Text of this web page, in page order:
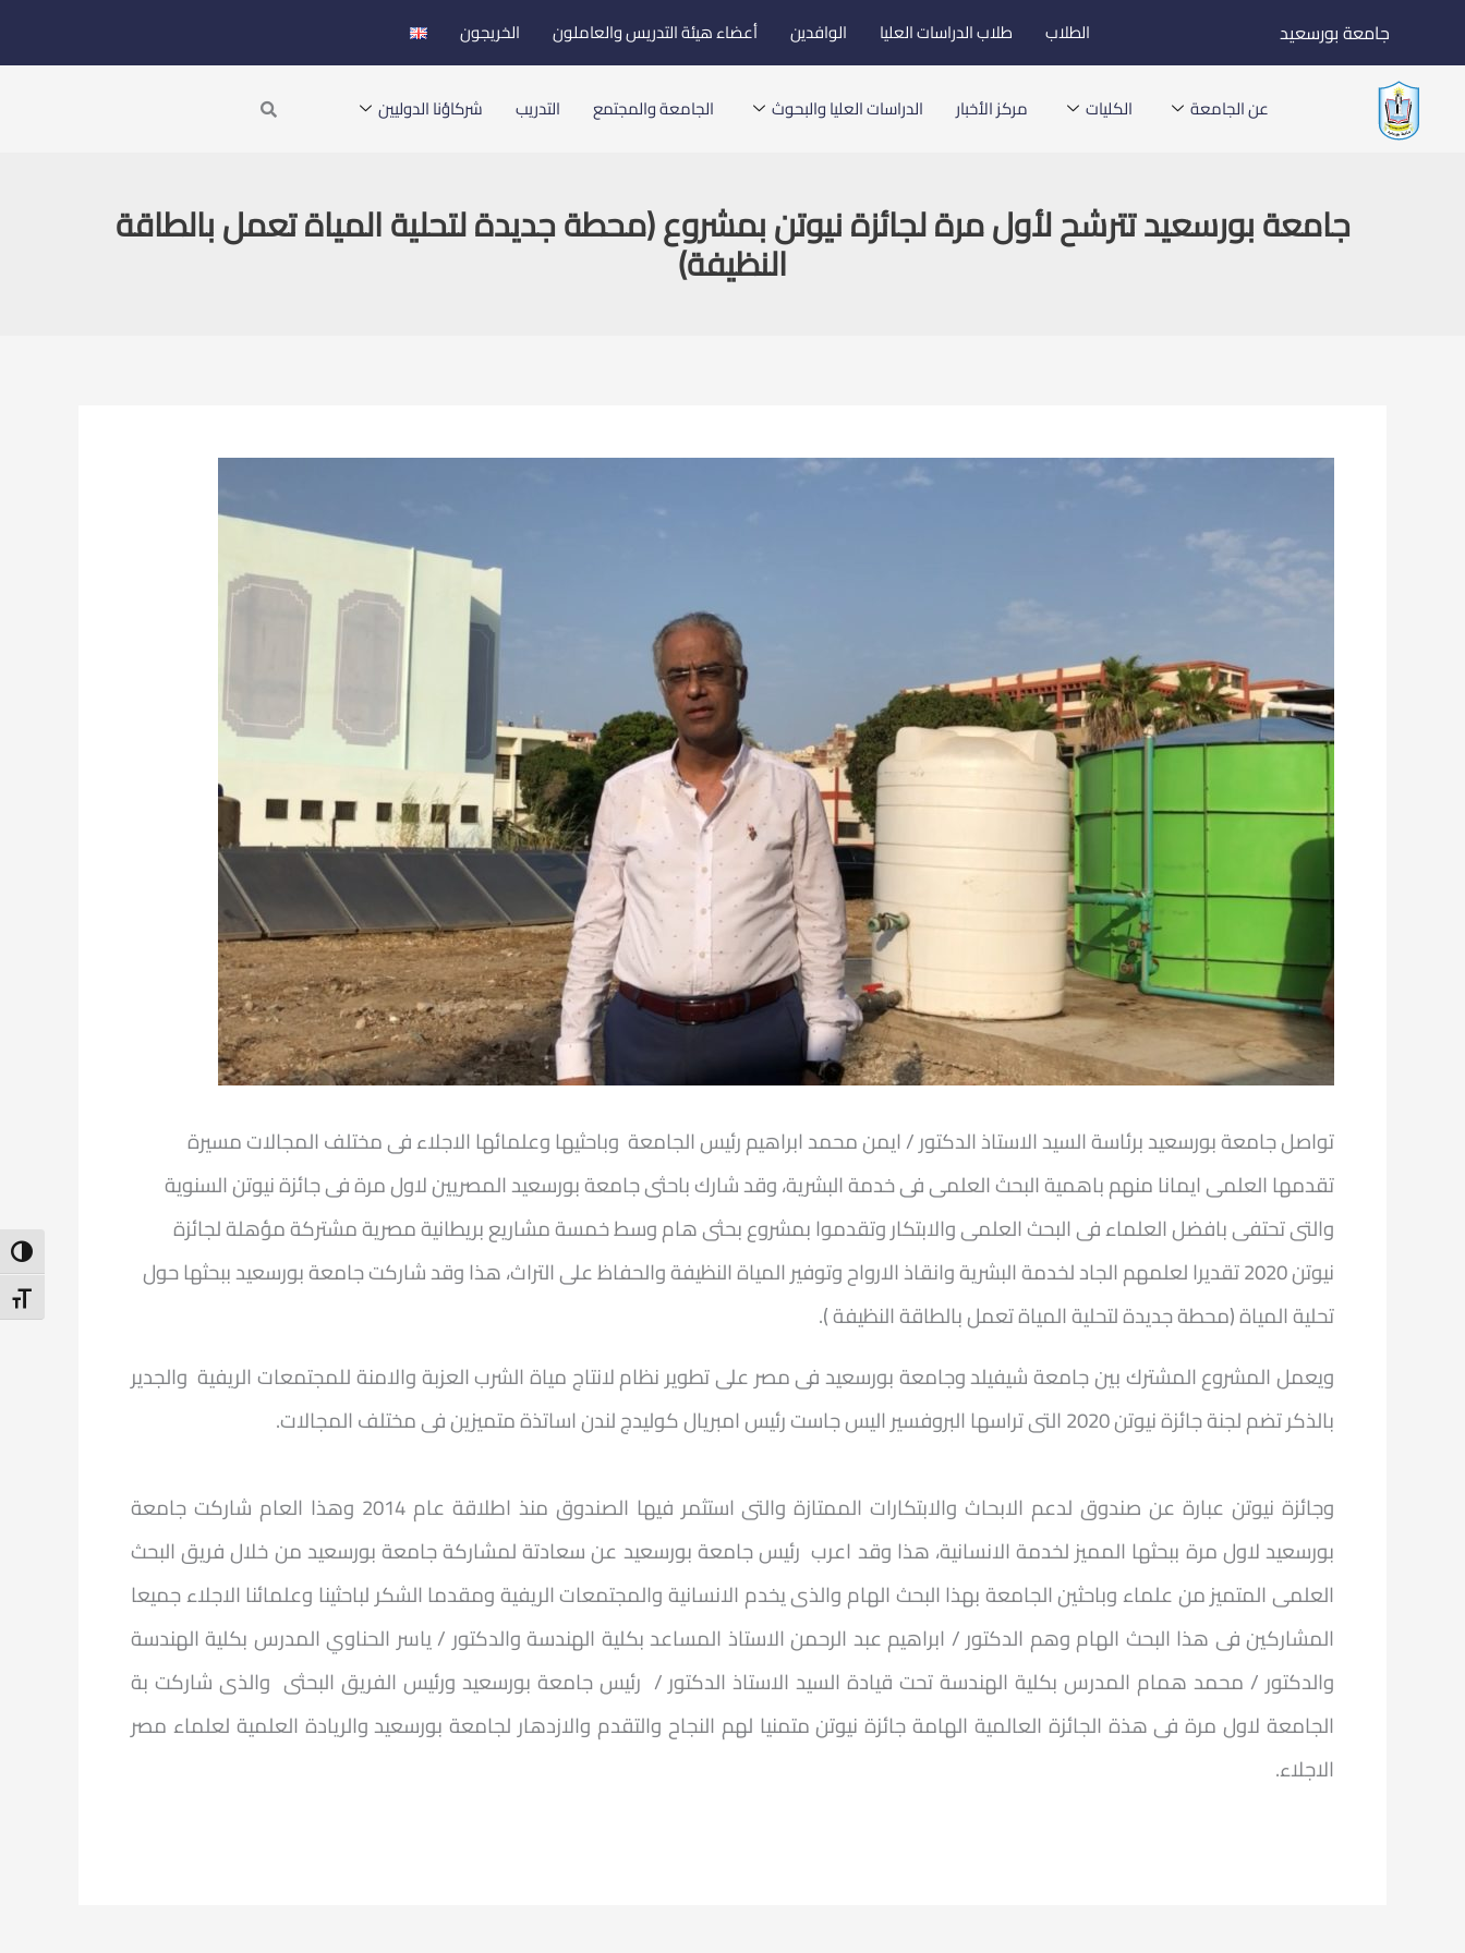
إلى
المحتوى
جامعة بورسعيد الطلاب طلاب الدراسات العليا الوافدين أعضاء هيئة التدريس والعاملون الخريجون
عن الجامعة الكليات مركز الأخبار الدراسات العليا والبحوث الجامعة والمجتمع التدريب شركاؤنا الدوليين Search
جامعة بورسعيد تترشح لأول مرة لجائزة نيوتن بمشروع (محطة جديدة لتحلية المياة تعمل بالطاقة
النظيفة)
تواصل جامعة بورسعيد برئاسة السيد الاستاذ الدكتور / ايمن محمد ابراهيم رئيس الجامعة وباحثيها وعلمائها الاجلاء فى مختلف المجالات مسيرة
تقدمها العلمى ايمانا منهم باهمية البحث العلمى فى خدمة البشرية،وقد شارك باحثى جامعة بورسعيد المصريين لاول مرة فى جائزة نيوتن السنوية
والتى تحتفى بافضل العلماء فى البحث العلمى والابتكار وتقدموا بمشروع بحثى هام وسط خمسة مشاريع بريطانية مصرية مشتركة مؤهلة لجائزة
نيوتن 2020 تقديرا لعلمهم الجاد لخدمة البشرية وانقاذ الارواح وتوفير المياة النظيفة والحفاظ على التراث،
هذا وقد شاركت جامعة بورسعيد ببحثها حول
تحلية المياة (محطة جديدة لتحلية المياة تعمل بالطاقة النظيفة ).
ويعمل المشروع المشترك بين جامعة شيفيلد وجامعة بورسعيد فى مصر على تطوير نظام لانتاج مياة الشرب العزبة والامنة للمجتمعات الريفية والجدير
بالذكر تضم لجنة جائزة نيوتن 2020 التى تراسها البروفسير اليس جاست رئيس امبريال كوليدج لندن اساتذة متميزين فى مختلف المجالات.
وجائزة نيوتن عبارة عن صندوق لدعم الابحاث والابتكارات الممتازة والتى استثمر فيها الصندوق منذ اطلاقة عام 2014 وهذا العام شاركت جامعة
بورسعيد لاول مرة ببحثها المميز لخدمة الانسانية، هذا وقد اعرب رئيس جامعة بورسعيد عن سعادتة لمشاركة جامعة بورسعيد من خلال فريق البحث
العلمى المتميز من علماء وباحثين الجامعة بهذا البحث الهام والذى يخدم الانسانية والمجتمعات الريفية ومقدما الشكر لباحثينا وعلمائنا الاجلاء جميعا
المشاركين فى هذا البحث الهام وهم الدكتور / ابراهيم عبد الرحمن الاستاذ المساعد بكلية الهندسة والدكتور / ياسر الحناوي المدرس بكلية الهندسة
والدكتور / محمد همام المدرس بكلية الهندسة تحت قيادة السيد الاستاذ الدكتور / رئيس جامعة بورسعيد ورئيس الفريق البحثى والذى شاركت بة
الجامعة لاول مرة فى هذة الجائزة العالمية الهامة جائزة نيوتن متمنيا لهم النجاح والتقدم والازدهار لجامعة بورسعيد والريادة العلمية لعلماء مصر
الاجلاء.